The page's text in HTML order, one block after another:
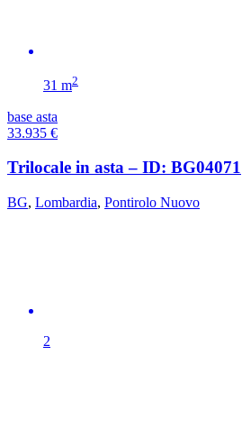
31 m2
base asta
33.935 €
Trilocale in asta – ID: BG04071
BG, Lombardia, Pontirolo Nuovo
2